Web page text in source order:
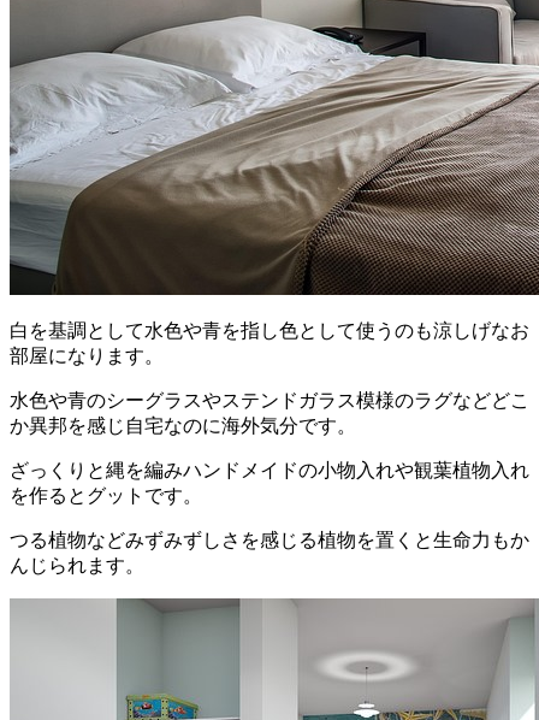
白を基調として水色や青を指し色として使うのも涼しげなお
部屋になります。
水色や青のシーグラスやステンドガラス模様のラグなどどこ
か異邦を感じ自宅なのに海外気分です。
ざっくりと縄を編みハンドメイドの小物入れや観葉植物入れ
を作るとグットです。
つる植物などみずみずしさを感じる植物を置くと生命力もか
んじられます。